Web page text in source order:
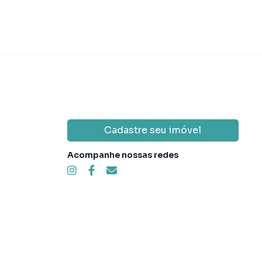
Cadastre seu imóvel
Acompanhe nossas redes